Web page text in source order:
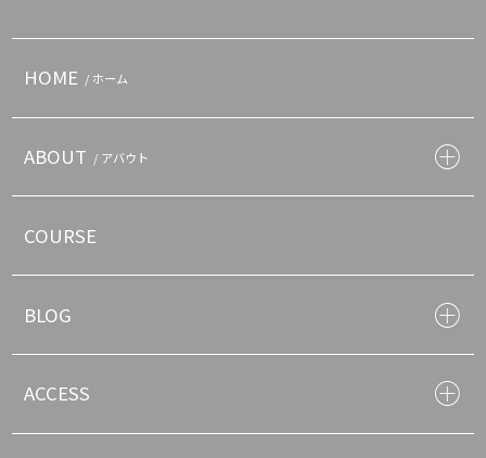
HOME / ホーム
ABOUT / アバウト
COURSE
BLOG
ACCESS